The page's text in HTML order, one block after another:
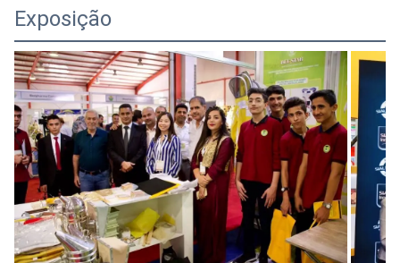
Exposição